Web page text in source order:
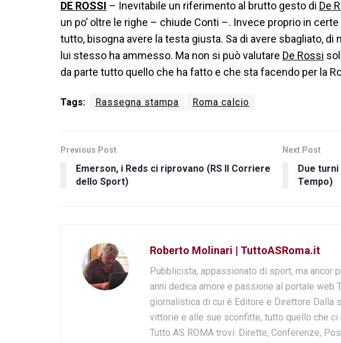
DE ROSSI – Inevitabile un riferimento al brutto gesto di De
un po’ oltre le righe – chiude Conti –. Invece proprio in
tutto, bisogna avere la testa giusta. Sa di avere sbagliato, di
lui stesso ha ammesso. Ma non si può valutare De Rossi
da parte tutto quello che ha fatto e che sta facendo per la
Tags: Rassegna stampa Roma calcio
Previous Post
Emerson, i Reds ci riprovano (RS Il Corriere
dello Sport)
Next Post
Due turni
Tempo)
Roberto Molinari | TuttoASRoma.it
Pubblicista, appassionato di sport, ma ancor
anni dedica amore e passione al portale web
giornalistica di cui è Editore e Direttore Dalla
vittorie e alle sue sconfitte, tutto quello che ci
Tutto AS ROMA trovi: Dirette, Conferenze,